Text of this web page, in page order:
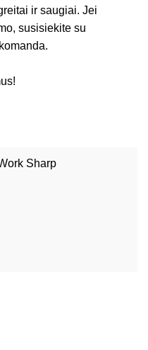
ir saugiai. Jei
susisiekite su
Sharp